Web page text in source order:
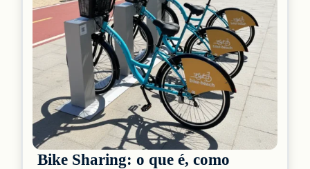
Bike Sharing: o que é, como